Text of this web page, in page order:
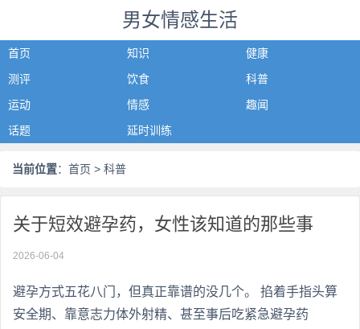
男女情感生活
首页 知识
健康
测评
饮食
科普
运动
情感
趣闻
话题
延时训练
当前位置： 首页 > 科普
关于短效避孕药，女性该知道的那些事
2026-06-04
避孕方式五花八门，但真正靠谱的没几个。 掐着手指头算
安全期、靠意志力体外射精、甚至事后吃紧急避孕药